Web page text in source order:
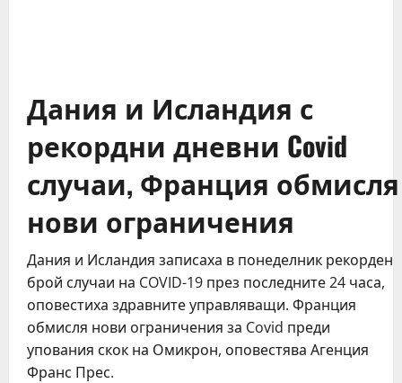
Дания и Исландия с
рекордни дневни Covid
случаи, Франция обмисля
нови ограничения
Дания и Исландия записаха в понеделник рекорден
брой случаи на COVID-19 през последните 24 часа,
оповестиха здравните управляващи. Франция
обмисля нови ограничения за Covid преди
упования скок на Омикрон, оповестява Агенция
Франс Прес.